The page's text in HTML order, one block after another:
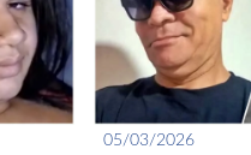
05/03/2026